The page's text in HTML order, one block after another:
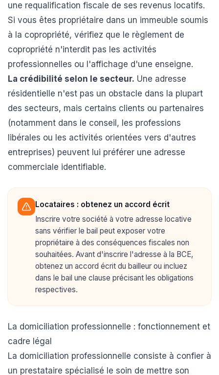
une requalification fiscale de ses revenus locatifs.
Si vous êtes propriétaire dans un immeuble soumis
à la copropriété, vérifiez que le règlement de
copropriété n'interdit pas les activités
professionnelles ou l'affichage d'une enseigne.
La crédibilité selon le secteur. Une adresse
résidentielle n'est pas un obstacle dans la plupart
des secteurs, mais certains clients ou partenaires
(notamment dans le conseil, les professions
libérales ou les activités orientées vers d'autres
entreprises) peuvent lui préférer une adresse
commerciale identifiable.
Locataires : obtenez un accord écrit
Inscrire votre société à votre adresse locative
sans vérifier le bail peut exposer votre
propriétaire à des conséquences fiscales non
souhaitées. Avant d'inscrire l'adresse à la BCE,
obtenez un accord écrit du bailleur ou incluez
dans le bail une clause précisant les obligations
respectives.
La domiciliation professionnelle : fonctionnement et
cadre légal
La domiciliation professionnelle consiste à confier à
un prestataire spécialisé le soin de mettre son